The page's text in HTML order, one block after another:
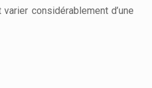
considérablement d’une